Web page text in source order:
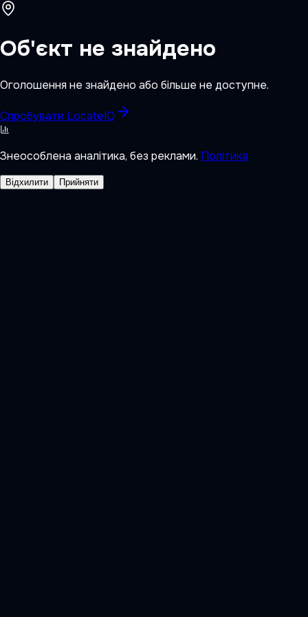
Об'єкт не знайдено
Оголошення не знайдено або більше не доступне.
Спробувати LocateIQ
Знеособлена аналітика, без реклами. Політика
Відхилити Прийняти